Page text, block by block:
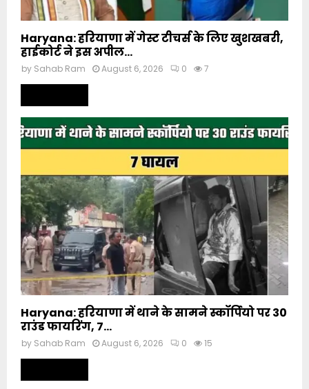
Haryana: हरियाणा में गेस्ट टीचर्स के लिए खुशखबरी,
हाईकोर्ट ने इस अपील...
by Sahab Ram August 6, 2026 0 7
Haryana: हरियाणा में थाने के सामने स्कॉर्पियो पर 30
राउंड फायरिंग, 7...
by Sahab Ram August 6, 2026 0 15